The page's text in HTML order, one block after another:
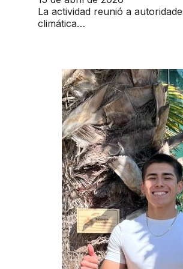
La actividad reunió a
climática…